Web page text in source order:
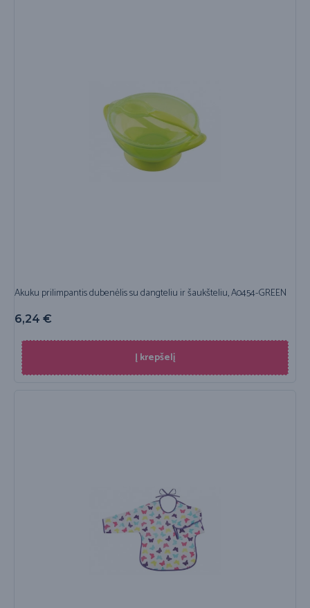
Akuku prilimpantis dubenėlis su dangteliu ir šaukšteliu, A0454-GREEN
6,24 €
Į krepšelį